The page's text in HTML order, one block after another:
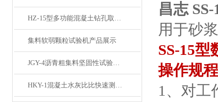
HZ-15型多功能混凝土钻孔取芯机产品展示
集料软弱颗粒试验机产品展示
JGY-4沥青粗集料坚固性试验测定仪产品展示
HKY-1混凝土水灰比比快速测定仪产品展示
昌志
用于砂
SS-15
操作规
1、对